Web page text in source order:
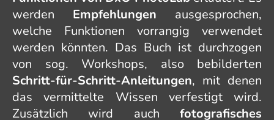
werden Empfehlungen ausgesprochen,
welche Funktionen vorrangig verwendet
werden könnten. Das Buch ist durchzogen
von sog. Workshops, also bebilderten
Schritt-für-Schritt-Anleitungen, mit denen
das vermittelte Wissen verfestigt wird.
Zusätzlich wird auch fotografisches